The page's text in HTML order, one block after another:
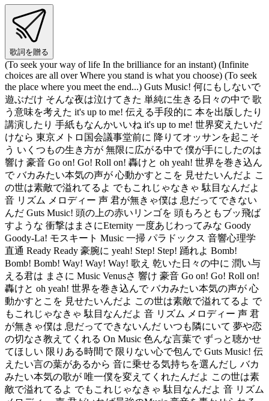
歌詞を贈る
(To seek your way of life In the brilliance for an instant) (Infinite
choices are all over Where you stand is what you choose) (To seek
the place where you meet the end...) Guts Music! 何にもしないで
遊ぶだけ そんな夜は泣けてきた 単純に生きる日々の中で 歌
う意味を考えた it's up to me! 伝える手段的に 本を出版したり
講演したり 手紙もなんかいいね it's up to me! 世界変えたいだ
けなら 東京メトロ国会議事堂前に 降りてオッサンを起こそ
う いくつもの生き方が 無限に広がる中で 僕が手にしたのは
響け 豪音 Go on! Go! Roll on! 轟けと oh yeah! 世界を巻き込ん
で バカみたい本気の声が 心動かすとこを 見せたいんだよ こ
の世は素敵で溢れてるよ でもこれじゃなきゃ 駄目なんだよ
音 リズム メロディー 声 君が無きゃ僕は 息だってできない
んだ Guts Music! 頭の上の赤いリンゴを 頭もろともブッ飛ば
すような 衝撃はまさにEternity 一度あじわってみな Goody
Goody-La! モスキート Music 一掃 パラドックス 音響心理学
直通 Ready Ready 豪腕に yeah! Step! Step! 踊れよ Bomb!
Bomb! Bomb! Way! Way! Way! 歌え 乾いた日々の中に 潤い与
える君は まさに Music Venusさ 響け 豪音 Go on! Go! Roll on!
轟けと oh yeah! 世界を巻き込んで バカみたい本気の声が 心
動かすとこを 見せたいんだよ この世は素敵で溢れてるよ で
もこれじゃなきゃ 駄目なんだよ 音 リズム メロディー 声 君
が無きゃ僕は 息だってできないんだ いつも隣にいて 夢や恋
の切なさ教えてくれる On Music 色んな言葉で ずっと聴かせ
てほしい 限りある時間で 限りない心で包んで Guts Music! 伝
えたい言の葉があるから 音に乗せる気持ちを選んだし バカ
みたい本気の歌が 唯一僕を変えてくれたんだよ この世は素
敵で溢れてるよ でもこれじゃなきゃ 駄目なんだよ 音 リズム